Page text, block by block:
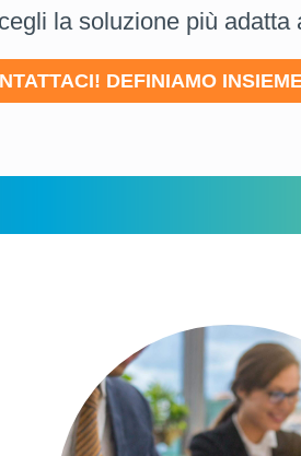
la soluzione più adatta
DEFINIAMO